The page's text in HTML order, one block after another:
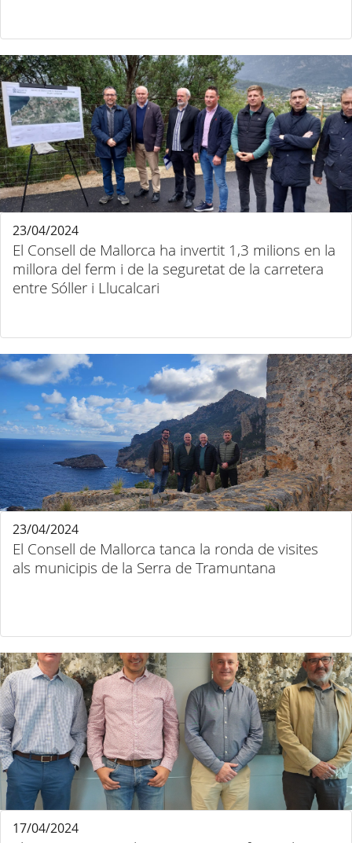
El Consell de Mallorca ha invertit 1,3 milions en la
millora del ferm i de la seguretat de la carretera
entre Sóller i Llucalcari
23/04/2024
El Consell de Mallorca tanca la ronda de visites
als municipis de la Serra de Tramuntana
23/04/2024
17/04/2024